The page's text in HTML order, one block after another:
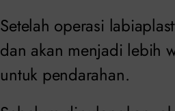
Setelah operasi
dan akan menjadi lebih
untuk pendarahan.